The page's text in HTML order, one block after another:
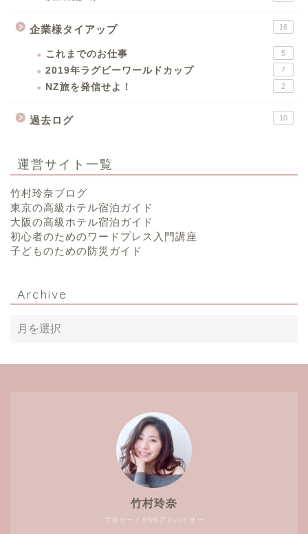
企業様タイアップ 16
これまでのお仕事 5
2019年ラグビーワールドカップ 7
NZ旅を発信せよ！ 2
過去ログ 10
運営サイト一覧
竹村玲奈ブログ
東京の高級ホテル宿泊ガイド
大阪の高級ホテル宿泊ガイド
初心者のためのワードプレス入門講座
子どものための防災ガイド
Archive
ブロガー / SNSアドバイザー
竹村玲奈